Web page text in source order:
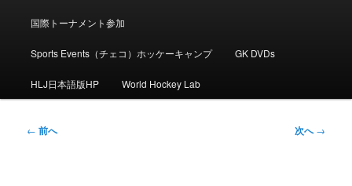
国際トーナメント参加
Sports Events（チェコ）ホッケーキャンプ GK DVDs
HLJ日本語版HP World Hockey Lab
投
← 前へ 次へ→